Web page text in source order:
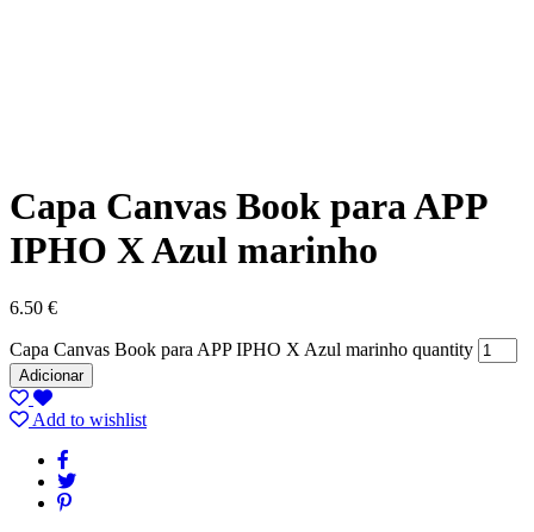
Capa Canvas Book para APP
IPHO X Azul marinho
6.50 €
Capa Canvas Book para APP IPHO X Azul marinho quantity
Adicionar
Add to wishlist